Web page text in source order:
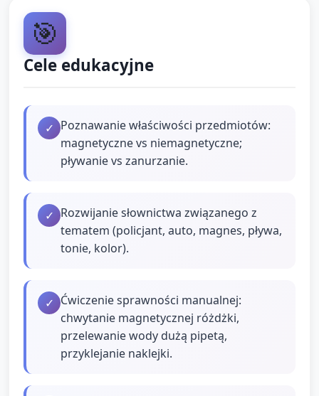
🎯
Cele edukacyjne
✓ Poznawanie właściwości przedmiotów:
magnetyczne vs niemagnetyczne;
pływanie vs zanurzanie.
✓ Rozwijanie słownictwa związanego z
tematem (policjant, auto, magnes, pływa,
tonie, kolor).
✓ Ćwiczenie sprawności manualnej:
chwytanie magnetycznej różdżki,
przelewanie wody dużą pipetą,
przyklejanie naklejki.